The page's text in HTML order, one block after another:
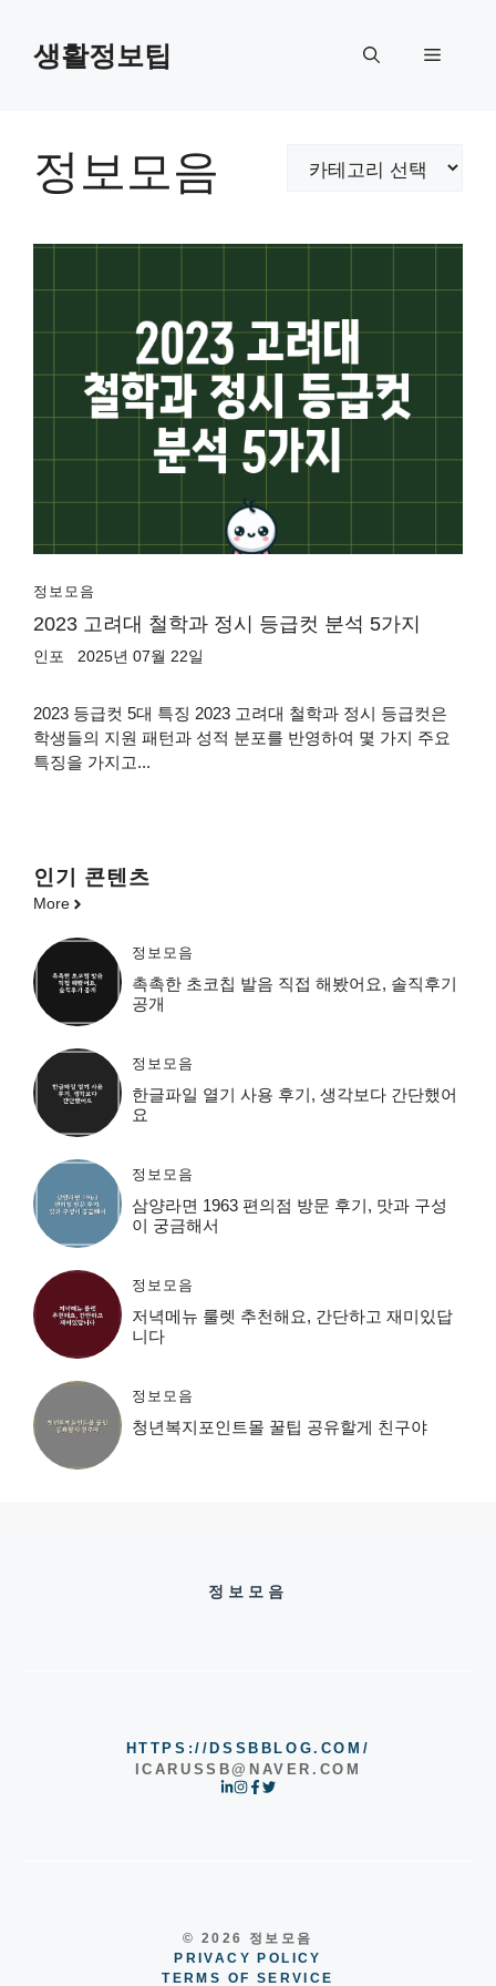
생활정보팁 메
정보모음
리
정보모음
2023 고려대 철학과 정시 등급컷 분석 5가지
인포 2025년 07월 22일
2023 등급컷 5대 특징 2023 고려대 철학과 정시 등급컷은
학생들의 지원 패턴과 성적 분포를 반영하여 몇 가지 주요
특징을 가지고...
인기 콘텐츠
More
정보모음
촉촉한 초코칩 발음 직접 해봤어요, 솔직후기
공개
정보모음
한글파일 열기 사용 후기, 생각보다 간단했어
요
정보모음
삼양라면 1963 편의점 방문 후기, 맛과 구성
이 궁금해서
정보모음
저녁메뉴 룰렛 추천해요, 간단하고 재미있답
니다
정보모음
청년복지포인트몰 꿀팁 공유할게 친구야
정보모음
HTTPS://DSSBBLOG.COM/
ICARUSSB@NAVER.COM
© 2026 정보모음
PRIVACY POLICY
TERMS OF SERVICE